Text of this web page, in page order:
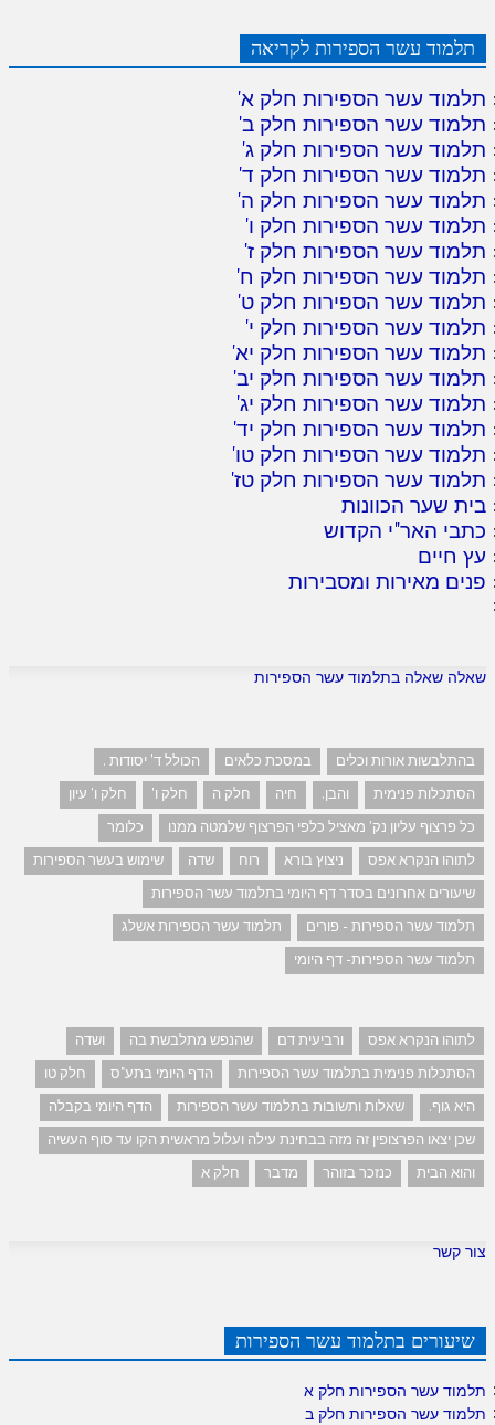
תלמוד עשר הספירות לקריאה
תלמוד עשר הספירות חלק א'
תלמוד עשר הספירות חלק ב'
תלמוד עשר הספירות חלק ג'
תלמוד עשר הספירות חלק ד'
תלמוד עשר הספירות חלק ה'
תלמוד עשר הספירות חלק ו'
תלמוד עשר הספירות חלק ז'
תלמוד עשר הספירות חלק ח'
תלמוד עשר הספירות חלק ט'
תלמוד עשר הספירות חלק י'
תלמוד עשר הספירות חלק יא'
תלמוד עשר הספירות חלק יב'
תלמוד עשר הספירות חלק יג'
תלמוד עשר הספירות חלק יד'
תלמוד עשר הספירות חלק טו'
תלמוד עשר הספירות חלק טז'
בית שער הכוונות
כתבי האר"י הקדוש
עץ חיים
פנים מאירות ומסבירות
שאלה שאלה בתלמוד עשר הספירות
בהתלבשות אורות וכלים במסכת כלאים
הכולל ד' יסודות .
הסתכלות פנימית
והבן. חיה חלק ה חלק ו'
חלק ו' עיון
כל פרצוף עליון נק' מאציל כלפי הפרצוף שלמטה ממנו
כלומר
לתוהו הנקרא אפס
ניצוץ בורא רוח שדה
שימוש בעשר הספירות
שיעורים אחרונים בסדר דף היומי בתלמוד עשר הספירות
תלמוד עשר הספירות - פורים
תלמוד עשר הספירות אשלג
תלמוד עשר הספירות- דף היומי
לתוהו הנקרא אפס ורביעית דם שהנפש מתלבשת בה
ושדה
הסתכלות פנימית בתלמוד עשר הספירות
הדף היומי בתע"ס
חלק טו
היא גוף.
שאלות ותשובות בתלמוד עשר הספירות
הדף היומי בקבלה
שכן יצאו הפרצופין זה מזה בבחינת עילה ועלול מראשית הקו עד סוף העשיה
והוא הבית
כנזכר בזוהר מדבר חלק א
צור קשר
שיעורים בתלמוד עשר הספירות
תלמוד עשר הספירות חלק א
תלמוד עשר הספירות חלק ב